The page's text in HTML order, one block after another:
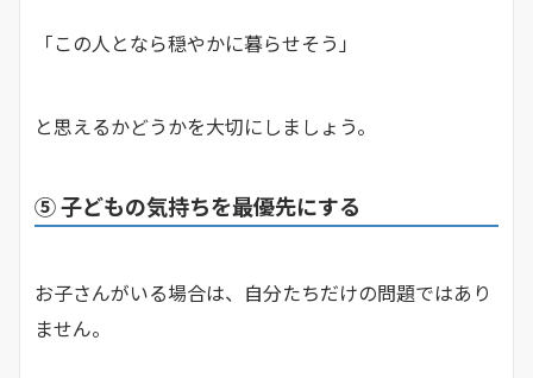
「この人となら穏やかに暮らせそう」
と思えるかどうかを大切にしましょう。
⑤ 子どもの気持ちを最優先にする
お子さんがいる場合は、自分たちだけの問題ではあり
ません。